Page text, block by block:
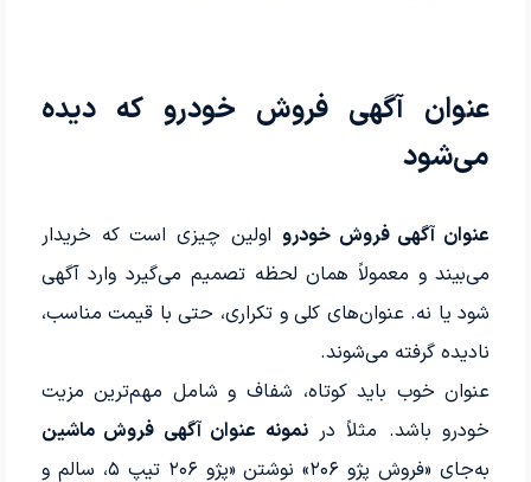
عنوان آگهی فروش خودرو که دیده
می‌شود
عنوان آگهی فروش خودرو اولین چیزی است که خریدار
می‌بیند و معمولاً همان لحظه تصمیم می‌گیرد وارد آگهی
شود یا نه. عنوان‌های کلی و تکراری، حتی با قیمت مناسب،
نادیده گرفته می‌شوند.
عنوان خوب باید کوتاه، شفاف و شامل مهم‌ترین مزیت
خودرو باشد. مثلاً درنمونه عنوان آگهی فروش ماشین
به‌جای «فروش پژو ۲۰۶» نوشتن «پژو ۲۰۶ تیپ ۵، سالم و